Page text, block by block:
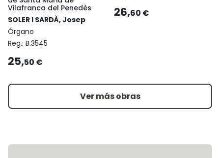
Vilafranca del Penedès
SOLER I SARDÀ, Josep
Órgano
Reg.: B.3545
25,50 €
26,60 €
Ver más obras